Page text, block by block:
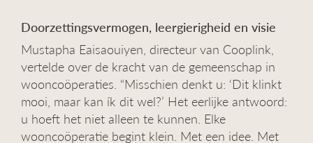
Doorzettingsvermogen, leergierigheid en visie
Mustapha Eaisaouiyen, directeur van Cooplink,
vertelde over de kracht van de gemeenschap in
wooncoöperaties. “Misschien denkt u: ‘Dit klinkt
mooi, maar kan ík dit wel?’ Het eerlijke antwoord:
u hoeft het niet alleen te kunnen. Elke
wooncoöperatie begint klein. Met een idee. Met